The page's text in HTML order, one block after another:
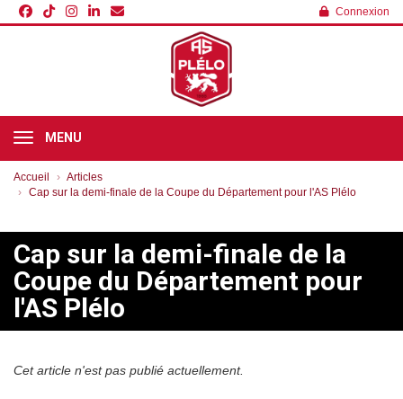
Connexion
MENU
Accueil
Articles
Cap sur la demi-finale de la Coupe du Département pour l'AS Plélo
Cap sur la demi-finale de la
Coupe du Département pour
l'AS Plélo
Cet article n'est pas publié actuellement.
Panneau de gestion des cookies